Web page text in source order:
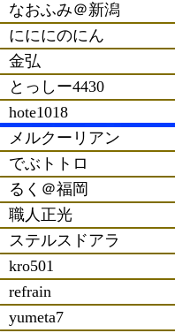
なおふみ＠新潟
にににのにん
金弘
とっしー4430
hote1018
メルクーリアン
でぶトトロ
るく＠福岡
職人正光
ステルスドアラ
kro501
refrain
yumeta7